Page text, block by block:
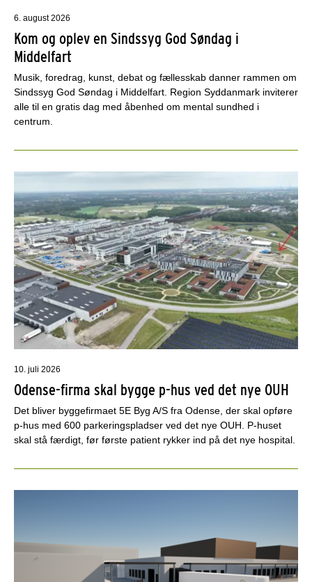
6. august 2026
Kom og oplev en Sindssyg God Søndag i
Middelfart
Musik, foredrag, kunst, debat og fællesskab danner rammen om
Sindssyg God Søndag i Middelfart. Region Syddanmark inviterer
alle til en gratis dag med åbenhed om mental sundhed i
centrum.
10. juli 2026
Odense-firma skal bygge p-hus ved det nye OUH
Det bliver byggefirmaet 5E Byg A/S fra Odense, der skal opføre
p-hus med 600 parkeringspladser ved det nye OUH. P-huset
skal stå færdigt, før første patient rykker ind på det nye hospital.